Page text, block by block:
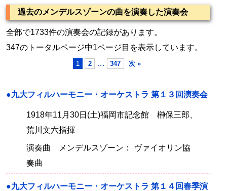
過去のメンデルスゾーンの曲を演奏した演奏会
全部で1733件の演奏会の記録があります。
347のトータルページ中1ページ目を表示しています。
1 2 … 347 次 »
●九大フィルハーモニー・オーケストラ 第１３回演奏会
1918年11月30日(土)福岡市記念館 榊保三郎、
荒川文六指揮
演奏曲 メンデルスゾーン： ヴァイオリン協
奏曲
●九大フィルハーモニー・オーケストラ 第１４回春季演